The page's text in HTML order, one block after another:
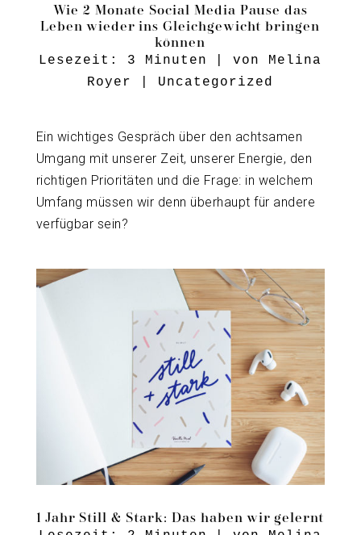
Wie 2 Monate Social Media Pause das
Leben wieder ins Gleichgewicht bringen
können
Lesezeit: 3 Minuten | von Melina
Royer
Uncategorized
Ein wichtiges Gespräch über den achtsamen
Umgang mit unserer Zeit, unserer Energie, den
richtigen Prioritäten und die Frage: in welchem
Umfang müssen wir denn überhaupt für andere
verfügbar sein?
1 Jahr Still & Stark: Das haben wir gelernt